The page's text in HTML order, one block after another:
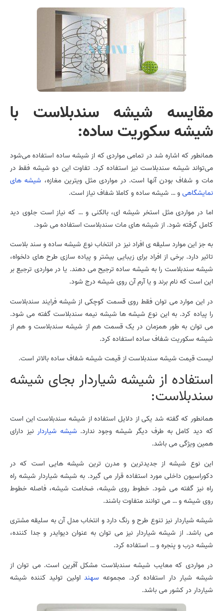
مقایسه شیشه سندبلاست با
شیشه سکوریت ساده:
همانطور که اشاره شد در تمامی مواردی که از شیشه ساده استفاده می‌شود
می‌تواند شیشه سندبلاست نیز استفاده کرد. تفاوت این دو شیشه فقط در
مات و شفاف بودن آنها است. در مواردی مثل ویترین مغازه، شیشه های
نمایشگاهیو … شیشه ساده و کاملا شفاف نیاز است.
اما در مواردی مثل استخر شیشه ای، بالکنی و … که نیاز است جلوی دید
کامل گرفته شود. از شیشه های مات سندبلاست استفاده می شود.
به جز این موارد سلیقه ی افراد نیز در انتخاب نوع شیشه ساده و سند بلاست
تاثیر دارد. برخی از افراد برای زیبایی بیشتر و پیاده سازی طرح های دلخواه،
شیشه سندبلاست را به شیشه ساده ترجیح می دهند. یا در مواردی ترجیع بر
این است که نام برند و یا آرم آن روی شیشه درج شود.
در این موارد می توان فقط روی قسمت کوچکی از شیشه فرایند سندبلاست
را پیاده کرد. به این نوع شیشه ها شیشه نیمه سندبلاست گفته می شود.
می توان به طور همزمان در یک قسمت هم از شیشه سندبلاست و هم از
شیشه سکوریت شفاف ساده استفاده کرد.
لیست قیمت شیشه سندبلاست از قیمت شیشه شفاف ساده بالاتر است.
استفاده از شیشه شیاردار بجای شیشه
سندبلاست:
همانطور که گفته شد یکی از دلایل استفاده از شیشه سندبلاست این است
که دید کامل به طرف دیگر شیشه وجود ندارد. شیشه شیاردار نیز دارای
همین ویژگی می باشد.
این نوع شیشه از جدیدترین و مدرن ترین شیشه هایی است که در
دکوراسیون داخلی مورد استفاده قرار می گیرد. به شیشه شیاردار شیشه راه
راه نیز گفته می شود. خطوط روی شیشه، ضخامت شیشه، فاصله خطوط
روی شیشه و … می توانند متفاوت باشند.
شیشه شیاردار نیز تنوع طرح و رنگ دارد و انتخاب مدل آن به سلیقه مشتری
می باشد. از شیشه شیاردار نیز می توان به عنوان دیوایدر و جدا کننده،
شیشه درب و پنجره و … استفاده کرد.
در مواردی که معایب شیشه سندبلاست مشکل آفرین است. می توان از
شیشه شیار دار استفاده کرد. مجموعه سهنداولین تولید کننده شیشه
شیاردار در کشور می باشد.